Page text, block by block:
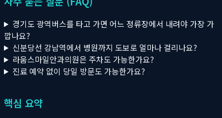
경기도 광역버스를 타고 가면 어느 정류장에서 내려야 가장 가
깝나요?
신분당선 강남역에서 병원까지 도보로 얼마나 걸리나요?
라움스마일안과의원은 주차도 가능한가요?
진료 예약 없이 당일 방문도 가능한가요?
핵심 요약